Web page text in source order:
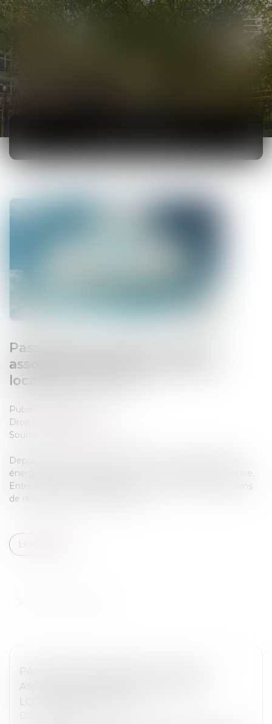
Passoires thermiques : vers un
assouplissement des règles de
location en France ?
Publié le :
Droit immobilier
Source :
Depuis plusieurs années, la lutte contre les logements
énergivores s’est imposée comme une priorité en France.
Entre interdictions progressives de location et obligations
de rénovation, les propriétaires ...
Lire la suite
PASSOIRES THERMIQUES : VERS UN
ASSOUPLISSEMENT DES RÈGLES DE
LOCATION EN FRANCE ?